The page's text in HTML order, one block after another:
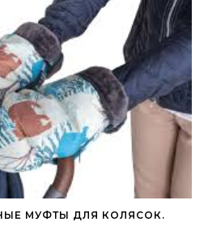
МУФТЫ ДЛЯ КОЛЯСОК.